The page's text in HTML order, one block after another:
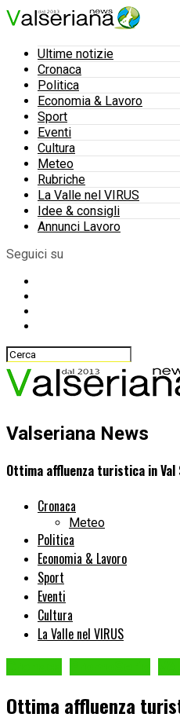
Ultime notizie
Cronaca
Politica
Economia & Lavoro
Sport
Eventi
Cultura
Meteo
Rubriche
La Valle nel VIRUS
Idee & consigli
Annunci Lavoro
Seguici su
Valseriana News
Ottima affluenza turistica in Val
Cronaca
Meteo
Politica
Economia & Lavoro
Sport
Eventi
Cultura
La Valle nel VIRUS
Ottima affluenza